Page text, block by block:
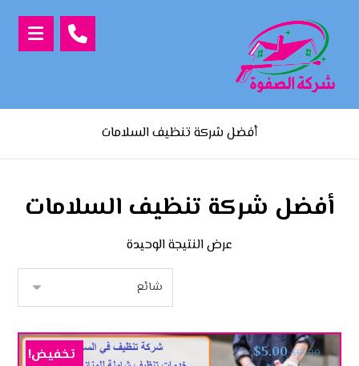
أفضل شركة تنظيف السلامات
أفضل شركة تنظيف السلامات
عرض النتيجة الوحيدة
$10.00
$5.00 تخفيض!